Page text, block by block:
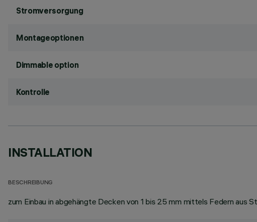
Stromversorgung
Montageoptionen
Dimmable option
Kontrolle
INSTALLATION
BESCHREIBUNG
zum Einbau in abgehängte Decken von 1 bis 25 mm mittels Federn aus